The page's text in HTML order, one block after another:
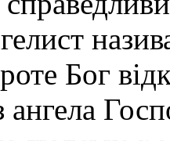
Бог
ангела